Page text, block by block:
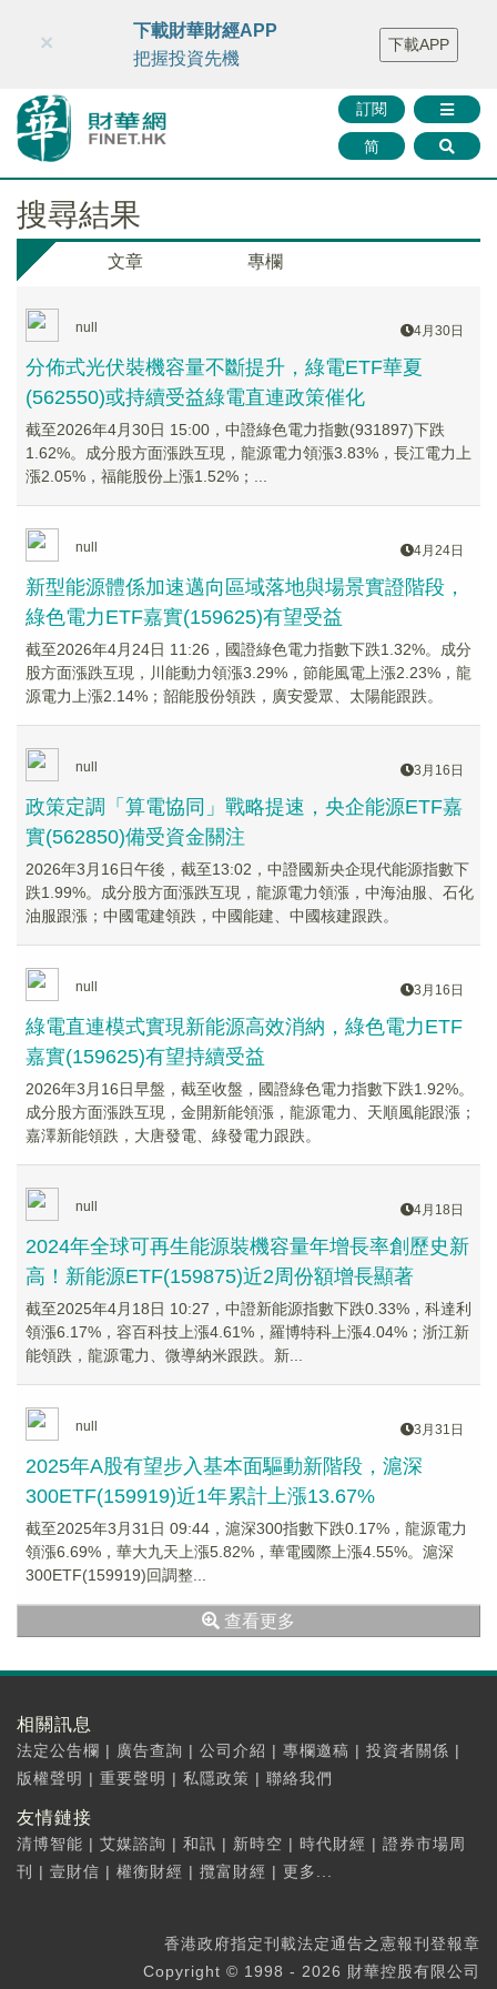
財華智庫網 FINTV FINMETA 財華證券 媒體矩陣
智庫沙龍
聯絡我們
訂閱
简
×
下載財華財經APP
把握投資先機
下載APP
搜尋結果
文章 專欄
null 4月30日
分佈式光伏裝機容量不斷提升，綠電ETF華夏
(562550)或持續受益綠電直連政策催化
截至2026年4月30日 15:00，中證綠色電力指數(931897)下跌
1.62%。成分股方面漲跌互現，龍源電力領漲3.83%，長江電力上
漲2.05%，福能股份上漲1.52%；...
null 4月24日
新型能源體係加速邁向區域落地與場景實證階段，
綠色電力ETF嘉實(159625)有望受益
截至2026年4月24日 11:26，國證綠色電力指數下跌1.32%。成分
股方面漲跌互現，川能動力領漲3.29%，節能風電上漲2.23%，龍
源電力上漲2.14%；韶能股份領跌，廣安愛眾、太陽能跟跌。
null 3月16日
政策定調「算電協同」戰略提速，央企能源ETF嘉
實(562850)備受資金關注
2026年3月16日午後，截至13:02，中證國新央企現代能源指數下
跌1.99%。成分股方面漲跌互現，龍源電力領漲，中海油服、石化
油服跟漲；中國電建領跌，中國能建、中國核建跟跌。
null 3月16日
綠電直連模式實現新能源高效消納，綠色電力ETF
嘉實(159625)有望持續受益
2026年3月16日早盤，截至收盤，國證綠色電力指數下跌1.92%。
成分股方面漲跌互現，金開新能領漲，龍源電力、天順風能跟漲；
嘉澤新能領跌，大唐發電、綠發電力跟跌。
null 4月18日
2024年全球可再生能源裝機容量年增長率創歷史新
高！新能源ETF(159875)近2周份額增長顯著
截至2025年4月18日 10:27，中證新能源指數下跌0.33%，科達利
領漲6.17%，容百科技上漲4.61%，羅博特科上漲4.04%；浙江新
能領跌，龍源電力、微導納米跟跌。新...
null 3月31日
2025年A股有望步入基本面驅動新階段，滬深
300ETF(159919)近1年累計上漲13.67%
截至2025年3月31日 09:44，滬深300指數下跌0.17%，龍源電力
領漲6.69%，華大九天上漲5.82%，華電國際上漲4.55%。滬深
300ETF(159919)回調整...
查看更多
相關訊息
法定公告欄 | 廣告查詢 | 公司介紹 | 專欄邀稿 | 投資者關係 |
版權聲明 | 重要聲明 | 私隱政策 | 聯絡我們
友情鏈接
清博智能 | 艾媒諮詢 | 和訊 | 新時空 | 時代財經 | 證券市場周
刊
| 壹財信 | 權衡財經 | 攬富財經 | 更多...
香港政府指定刊載法定通告之憲報刊登報章
Copyright © 1998 - 2026 財華控股有限公司